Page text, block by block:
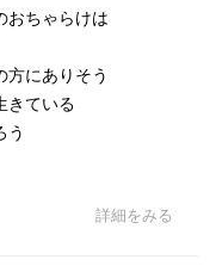
おちゃらけは
方にありそう
きている
う
詳細をみる